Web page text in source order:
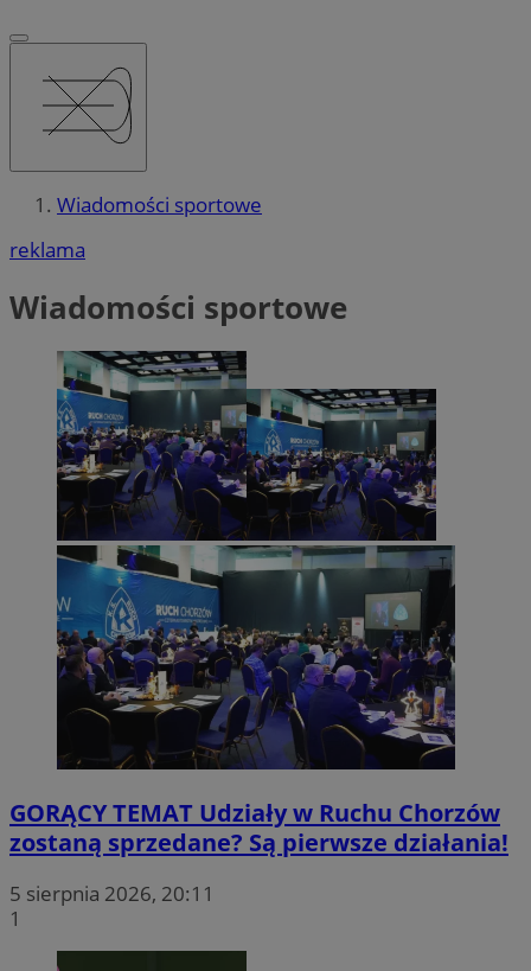
Wiadomości sportowe
reklama
Wiadomości sportowe
GORĄCY TEMAT Udziały w Ruchu Chorzów
zostaną sprzedane? Są pierwsze działania!
5 sierpnia 2026, 20:11
1